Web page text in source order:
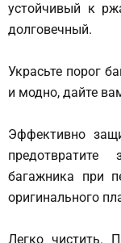
устойчивый к
долговечный.
Украсьте порог
и модно, дайте
Эффективно
багажника при
оригинального
Легко чистить.